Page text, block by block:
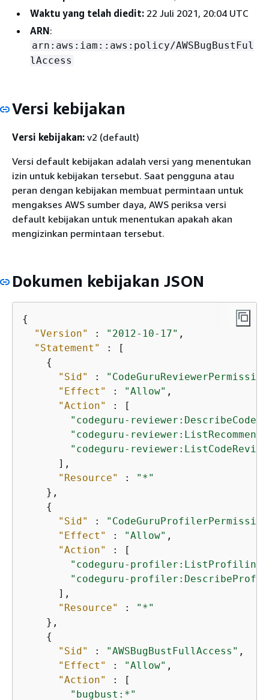
Waktu yang telah diedit: 22 Juli 2021, 20:04 UTC
ARN:
arn:aws:iam::aws:policy/AWSBugBustFul
lAccess
Versi kebijakan
Versi kebijakan: v2 (default)
Versi default kebijakan adalah versi yang menentukan
izin untuk kebijakan tersebut. Saat pengguna atau
peran dengan kebijakan membuat permintaan untuk
mengakses AWS sumber daya, AWS periksa versi
default kebijakan untuk menentukan apakah akan
mengizinkan permintaan tersebut.
Dokumen kebijakan JSON
{
"Version"
: "2012-10-17" ,
"Statement"
: [
{
"Sid"
:
"Effect"
: "Allow" ,
"Action"
: [
"codeguru-
"codeguru-
"codeguru-
      ],
"Resource"
:
"*"
    },
{
"Sid"
:
"Effect"
: "Allow" ,
"Action"
: [
"codeguru-
"codeguru-
      ],
"Resource"
:
"*"
    },
{
"Sid"
: "AWSBugBustFullAccess" ,
"Effect"
: "Allow" ,
"Action"
: [
"bugbust:*"